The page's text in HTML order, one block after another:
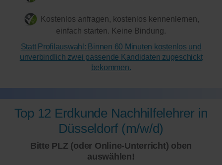
Kostenlos anfragen, kostenlos kennenlernen,
einfach starten. Keine Bindung.
Statt Profilauswahl: Binnen 60 Minuten kostenlos und
unverbindlich zwei passende Kandidaten zugeschickt
bekommen.
Top 12 Erdkunde Nachhilfelehrer in
Düsseldorf (m/w/d)
Bitte PLZ (oder Online-Unterricht) oben
auswählen!